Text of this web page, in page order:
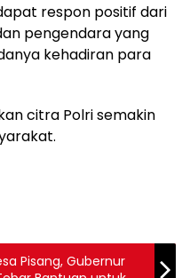
respon positif dari
pengendara yang
kehadiran para
citra Polri semakin
Pisang, Gubernur